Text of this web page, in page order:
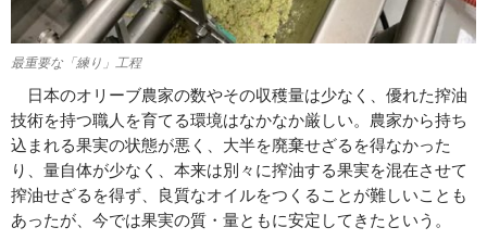
最重要な「練り」工程
日本のオリーブ農家の数やその収穫量は少なく、優れた搾油
技術を持つ職人を育てる環境はなかなか厳しい。農家から持ち
込まれる果実の状態が悪く、大半を廃棄せざるを得なかった
り、量自体が少なく、本来は別々に搾油する果実を混在させて
搾油せざるを得ず、良質なオイルをつくることが難しいことも
あったが、今では果実の質・量ともに安定してきたという。